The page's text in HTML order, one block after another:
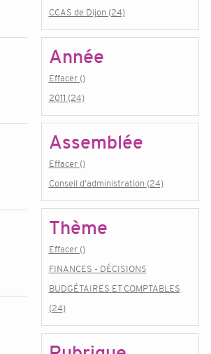
CCAS de Dijon (24)
Année
Effacer ()
2011 (24)
Assemblée
Effacer ()
Conseil d'administration (24)
Thème
Effacer ()
FINANCES - DÉCISIONS
BUDGÉTAIRES ET COMPTABLES
(24)